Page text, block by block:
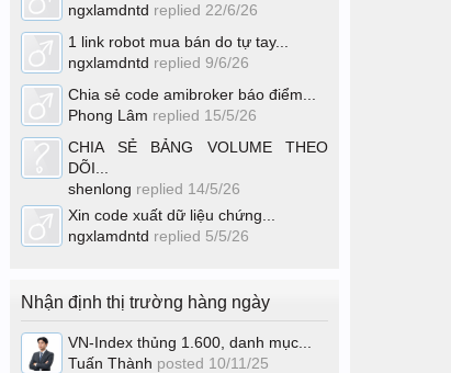
ngxlamdntd replied 22/6/26
1 link robot mua bán do tự tay...
ngxlamdntd replied 9/6/26
Chia sẻ code amibroker báo điểm...
Phong Lâm replied 15/5/26
CHIA SẺ BẢNG VOLUME THEO
DÕI...
shenlong replied 14/5/26
Xin code xuất dữ liệu chứng...
ngxlamdntd replied 5/5/26
Nhận định thị trường hàng ngày
VN-Index thủng 1.600, danh mục...
Tuấn Thành posted 10/11/25